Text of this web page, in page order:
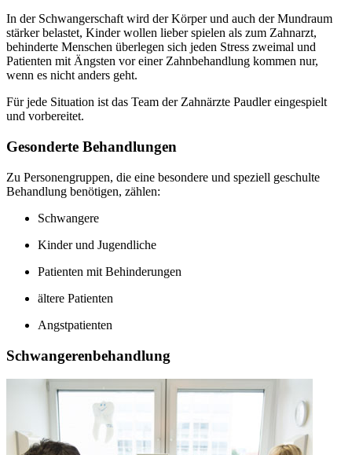
In der Schwangerschaft wird der Körper und auch der Mundraum
stärker belastet, Kinder wollen lieber spielen als zum Zahnarzt,
behinderte Menschen überlegen sich jeden Stress zweimal und
Patienten mit Ängsten vor einer Zahnbehandlung kommen nur,
wenn es nicht anders geht.
Für jede Situation ist das Team der Zahnärzte Paudler eingespielt
und vorbereitet.
Gesonderte Behandlungen
Zu Personengruppen, die eine besondere und speziell geschulte
Behandlung benötigen, zählen:
Schwangere
Kinder und Jugendliche
Patienten mit Behinderungen
ältere Patienten
Angstpatienten
Schwangerenbehandlung